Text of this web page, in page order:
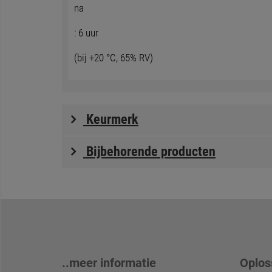
na
: 6 uur
(bij +20 °C, 65% RV)
Keurmerk
Bijbehorende producten
..meer informatie